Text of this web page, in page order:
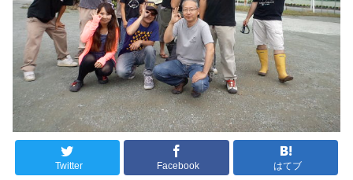
Twitter Facebook はてブ